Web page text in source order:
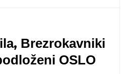
, Brezrokavniki
OSLO